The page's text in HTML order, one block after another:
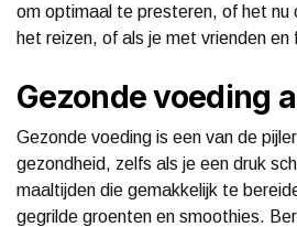
om optimaal te presteren, of het nu
het reizen, of als je met vrienden en
Gezonde voeding
Gezonde voeding is een van de
gezondheid, zelfs als je een druk
maaltijden die gemakkelijk te
gegrilde groenten en smoothies.